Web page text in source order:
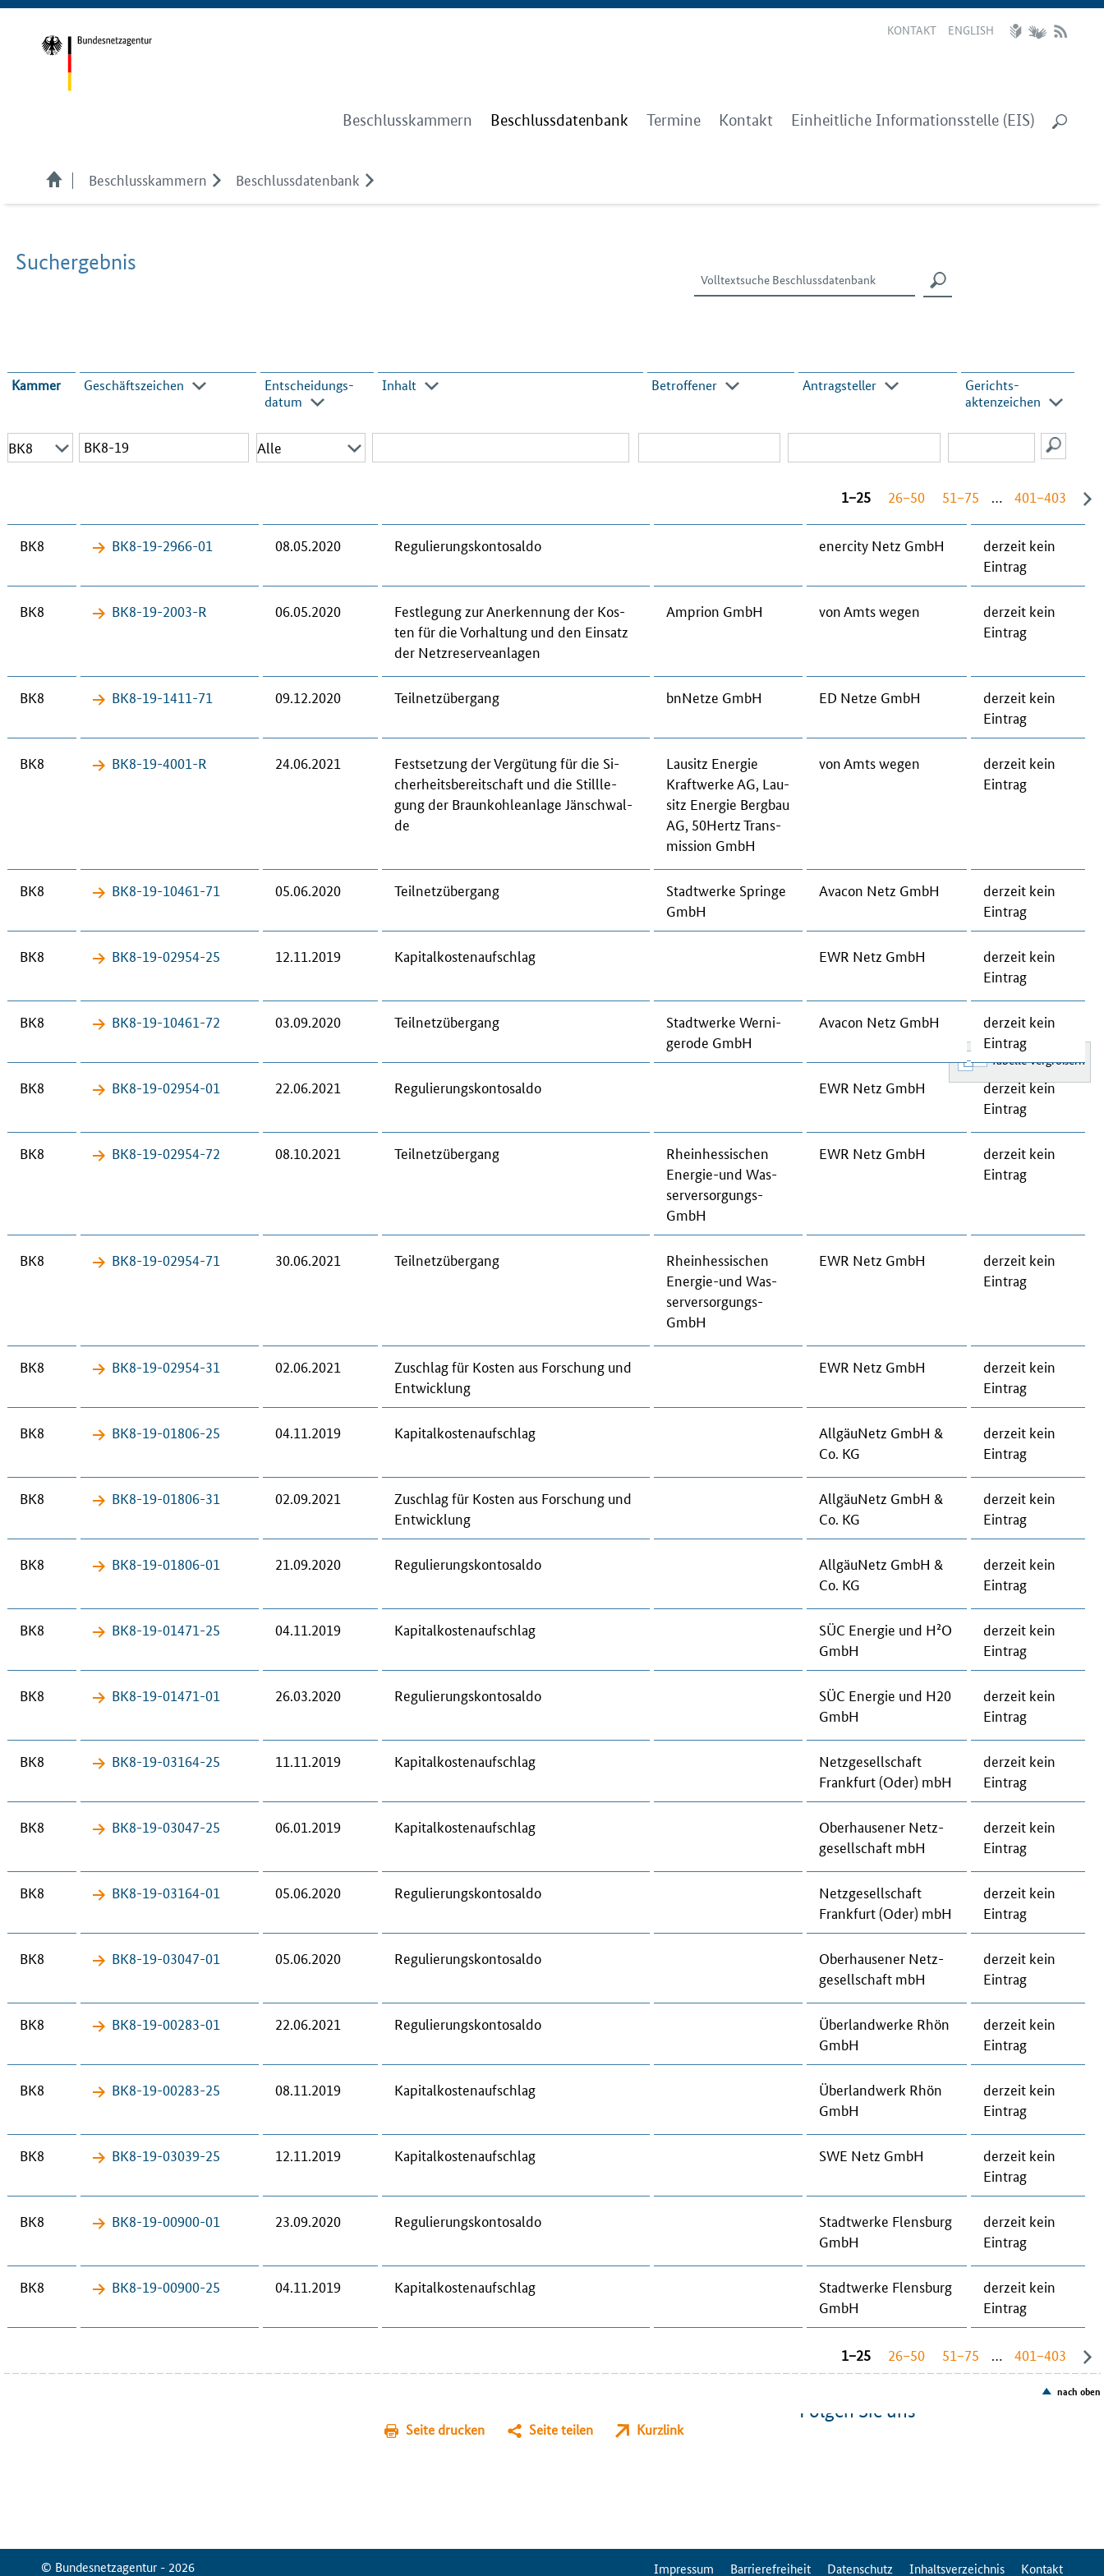
KONTAKT ENGLISH
Beschlusskammern Beschlussdatenbank Termine Kontakt Einheitliche Informationsstelle (EIS)
Beschlusskammern Beschlussdatenbank
Suchergebnis
1−25 26−50 51−75 … 401−403
Kammer Geschäfts­zeichen
Entscheidungs­
datum
Inhalt Betroffener Antragsteller
Gerichts­
aktenzeichen
BK8 BK8-19-​2966-01 08.05.2020 Re­gu­lie­rungs­kon­to­sal­do ener­ci­ty Netz GmbH
der­zeit kein
Ein­trag
BK8 BK8-19-​2003-R 06.05.2020
Fest­le­gung zur Anerkennung der Kos­
ten für die Vor­hal­tung und den Ein­satz
der Netz­re­ser­ve­an­la­gen
Am­pri­on GmbH von Amts we­gen
der­zeit kein
Ein­trag
BK8 BK8-19-​1411-71 09.12.2020 Teil­netz­über­gang bn­Net­ze GmbH ED Net­ze GmbH
der­zeit kein
Ein­trag
BK8 BK8-19-​4001-R 24.06.2021
Fest­set­zung der Ver­gü­tung für die Si­
cher­heits­be­reit­schaft und die Still­le­
gung der Braun­koh­le­an­la­ge Jänschwal­
de
Lau­sitz Ener­gie
Kraft­wer­ke AG, Lau­
sitz Ener­gie Berg­bau
AG, 50Hertz Trans­
mis­si­on GmbH
von Amts we­gen
der­zeit kein
Ein­trag
BK8 BK8-19-​10461-71 05.06.2020 Teil­netz­über­gang
Stadt­wer­ke Sprin­ge
GmbH
Ava­con Netz GmbH
der­zeit kein
Ein­trag
BK8 BK8-19-​02954-25 12.11.2019 Ka­pi­tal­kos­ten­auf­schlag EWR Netz GmbH
der­zeit kein
Ein­trag
BK8 BK8-19-​10461-72 03.09.2020 Teil­netz­über­gang
Stadt­wer­ke Wer­ni­
ge­ro­de GmbH
Ava­con Netz GmbH
der­zeit kein
Ein­trag
BK8 BK8-19-​02954-01 22.06.2021 Re­gu­lie­rungs­kon­to­sal­do EWR Netz GmbH
der­zeit kein
Ein­trag
BK8 BK8-19-​02954-72 08.10.2021 Teil­netz­über­gang
Rhein­hes­si­schen
Ener­gie-und Was­
ser­ver­sor­gungs-
GmbH
EWR Netz GmbH
der­zeit kein
Ein­trag
BK8 BK8-19-​02954-71 30.06.2021 Teil­netz­über­gang
Rhein­hes­si­schen
Ener­gie-und Was­
ser­ver­sor­gungs-
GmbH
EWR Netz GmbH
der­zeit kein
Ein­trag
BK8 BK8-19-​02954-31 02.06.2021
Zu­schlag für Kos­ten aus For­schung und
Ent­wick­lung
EWR Netz GmbH
der­zeit kein
Ein­trag
BK8 BK8-19-​01806-25 04.11.2019 Ka­pi­tal­kos­ten­auf­schlag
All­gäu­Netz GmbH &
Co. KG
der­zeit kein
Ein­trag
BK8 BK8-19-​01806-31 02.09.2021
Zu­schlag für Kos­ten aus For­schung und
Ent­wick­lung
All­gäu­Netz GmbH &
Co. KG
der­zeit kein
Ein­trag
BK8 BK8-19-​01806-01 21.09.2020 Re­gu­lie­rungs­kon­to­sal­do
All­gäu­Netz GmbH &
Co. KG
der­zeit kein
Ein­trag
BK8 BK8-19-​01471-25 04.11.2019 Ka­pi­tal­kos­ten­auf­schlag
SÜC Ener­gie und H²O
GmbH
der­zeit kein
Ein­trag
BK8 BK8-19-​01471-01 26.03.2020 Re­gu­lie­rungs­kon­to­sal­do
SÜC Ener­gie und H20
GmbH
der­zeit kein
Ein­trag
BK8 BK8-19-​03164-25 11.11.2019 Ka­pi­tal­kos­ten­auf­schlag
Netz­ge­sell­schaft
Frank­furt (Oder) mbH
der­zeit kein
Ein­trag
BK8 BK8-19-​03047-25 06.01.2019 Ka­pi­tal­kos­ten­auf­schlag
Ober­hau­se­ner Netz­
ge­sell­schaft mbH
der­zeit kein
Ein­trag
BK8 BK8-19-​03164-01 05.06.2020 Re­gu­lie­rungs­kon­to­sal­do
Netz­ge­sell­schaft
Frank­furt (Oder) mbH
der­zeit kein
Ein­trag
BK8 BK8-19-​03047-01 05.06.2020 Re­gu­lie­rungs­kon­to­sal­do
Ober­hau­se­ner Netz­
ge­sell­schaft mbH
der­zeit kein
Ein­trag
BK8 BK8-19-​00283-01 22.06.2021 Re­gu­lie­rungs­kon­to­sal­do
Über­land­wer­ke Rhön
GmbH
der­zeit kein
Ein­trag
BK8 BK8-19-​00283-25 08.11.2019 Ka­pi­tal­kos­ten­auf­schlag
Über­land­werk Rhön
GmbH
der­zeit kein
Ein­trag
BK8 BK8-19-​03039-25 12.11.2019 Ka­pi­tal­kos­ten­auf­schlag SWE Netz GmbH
der­zeit kein
Ein­trag
BK8 BK8-19-​00900-01 23.09.2020 Re­gu­lie­rungs­kon­to­sal­do
Stadt­wer­ke Flens­burg
GmbH
der­zeit kein
Ein­trag
BK8 BK8-19-​00900-25 04.11.2019 Ka­pi­tal­kos­ten­auf­schlag
Stadt­wer­ke Flens­burg
GmbH
der­zeit kein
Ein­trag
1−25 26−50 51−75 … 401−403
nach oben
Seite drucken Seite teilen Kurzlink
Folgen Sie uns
© Bundesnetzagentur - 2026 ServiceMenuImpressum Barrierefreiheit Datenschutz Inhaltsverzeichnis Kontakt